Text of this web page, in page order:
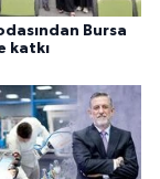
Bursa
katkı